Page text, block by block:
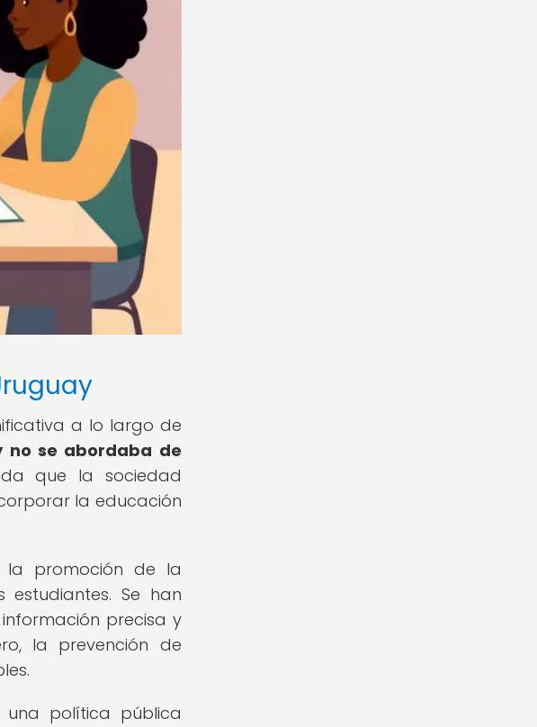
a lo largo de
no se abordaba de
que la sociedad
la educación
la promoción de la
Se han
precisa y
la prevención de
una política pública